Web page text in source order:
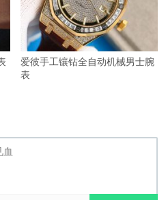
爱彼手工镶钻全自动机械男士腕
表